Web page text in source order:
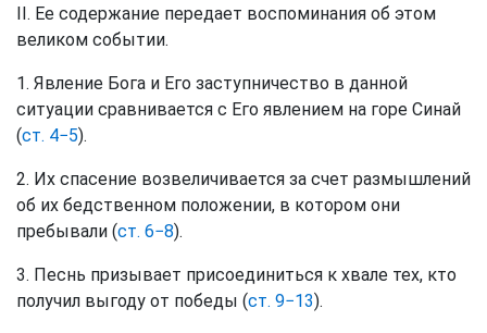
II. Ее содержание передает воспоминания об этом
великом событии.
1. Явление Бога и Его заступничество в данной
ситуации сравнивается с Его явлением на горе Синай
(ст. 4−5).
2. Их спасение возвеличивается за счет размышлений
об их бедственном положении, в котором они
пребывали (ст. 6−8).
3. Песнь призывает присоединиться к хвале тех, кто
получил выгоду от победы (ст. 9−13).